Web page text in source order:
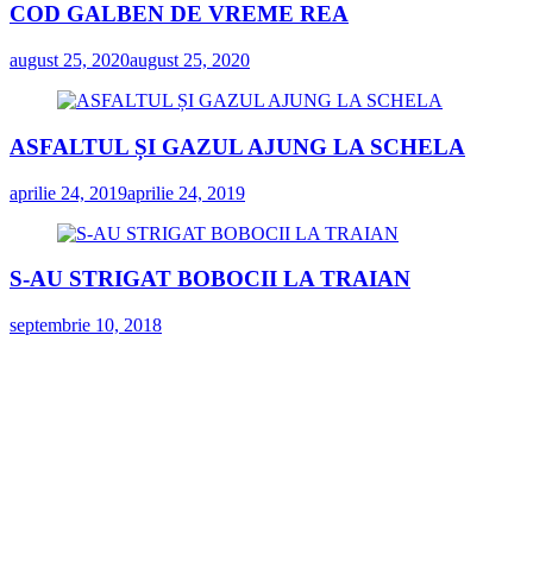
COD GALBEN DE VREME REA
august 25, 2020august 25, 2020
ASFALTUL ȘI GAZUL AJUNG LA SCHELA
aprilie 24, 2019aprilie 24, 2019
S-AU STRIGAT BOBOCII LA TRAIAN
septembrie 10, 2018